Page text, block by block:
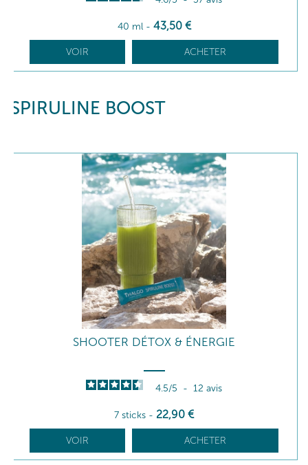
40 ml - 43,50 €
VOIR ACHETER
SPIRULINE BOOST
SHOOTER DÉTOX & ÉNERGIE
4.5/5 - 12 avis
7 sticks - 22,90 €
VOIR ACHETER